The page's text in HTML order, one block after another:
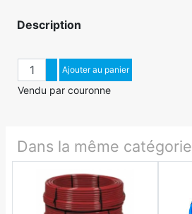
Description
QuantitéAugmenter quantité
Diminuer quantité
Ajouter au panier
Vendu par couronne
Dans la même catégorie